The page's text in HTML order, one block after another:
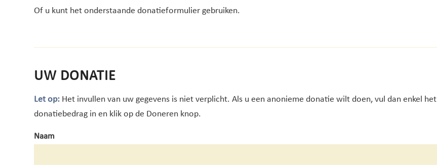
Of u kunt het onderstaande donatieformulier gebruiken.
UW DONATIE
Let op: Het invullen van uw gegevens is niet verplicht. Als u een anonieme donatie wilt doen, vul dan enkel het
donatiebedrag in en klik op de Doneren knop.
Naam